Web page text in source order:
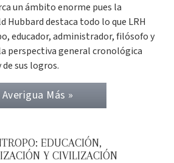
un ámbito enorme pues la
Hubbard destaca todo lo que LRH
educador, administrador, filósofo y
perspectiva general cronológica
sus logros.
Averigua Más »
EDUCACIÓN,
Y CIVILIZACIÓN